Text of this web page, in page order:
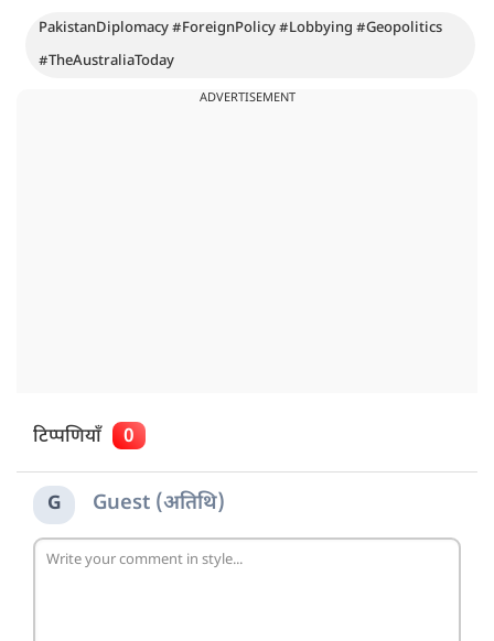
PakistanDiplomacy #ForeignPolicy #Lobbying #Geopolitics
#TheAustraliaToday
ADVERTISEMENT
टिप्पणियाँ 0
G Guest (अतिथि)